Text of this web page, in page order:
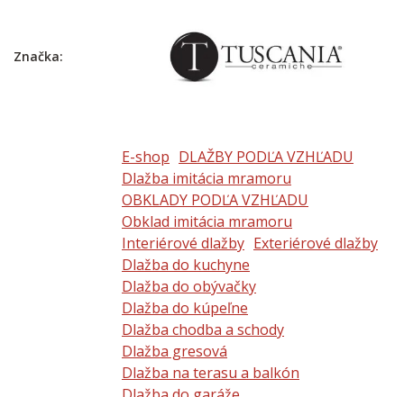
Značka:
E-shop DLAŽBY PODĽA VZHĽADU
Dlažba imitácia mramoru
OBKLADY PODĽA VZHĽADU
Obklad imitácia mramoru
Interiérové dlažby Exteriérové dlažby
Dlažba do kuchyne
Dlažba do obývačky
Dlažba do kúpeľne
Dlažba chodba a schody
Dlažba gresová
Dlažba na terasu a balkón